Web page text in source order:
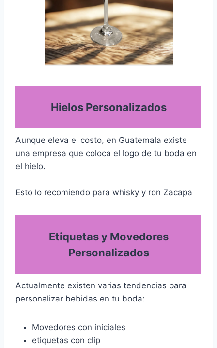
Hielos Personalizados
Aunque eleva el costo, en Guatemala existe
una empresa que coloca el logo de tu boda en
el hielo.
Esto lo recomiendo para whisky y ron Zacapa
Etiquetas y Movedores
Personalizados
Actualmente existen varias tendencias para
personalizar bebidas en tu boda:
Movedores con iniciales
etiquetas con clip